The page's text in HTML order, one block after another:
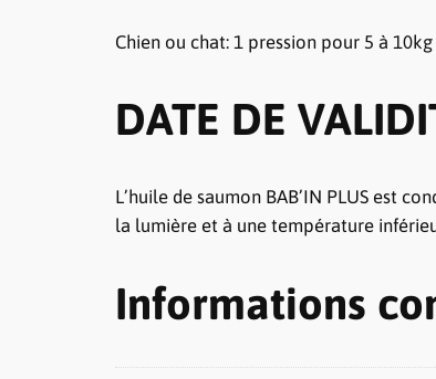
Chien ou chat: 1 pression pour 5 à
DATE DE
L’huile de saumon BAB’IN PLUS est
la lumière et à une température
Informations